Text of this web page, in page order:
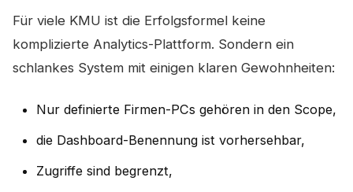
Für viele KMU ist die Erfolgsformel keine
komplizierte Analytics-Plattform. Sondern ein
schlankes System mit einigen klaren Gewohnheiten:
Nur definierte Firmen-PCs gehören in den Scope,
die Dashboard-Benennung ist vorhersehbar,
Zugriffe sind begrenzt,